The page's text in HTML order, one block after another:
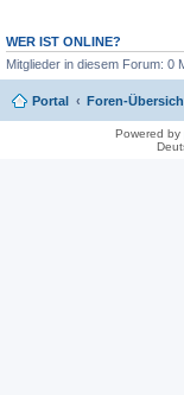
WER IST ONLINE?
Mitglieder in diesem Forum: 0
Portal Foren-
Powered by